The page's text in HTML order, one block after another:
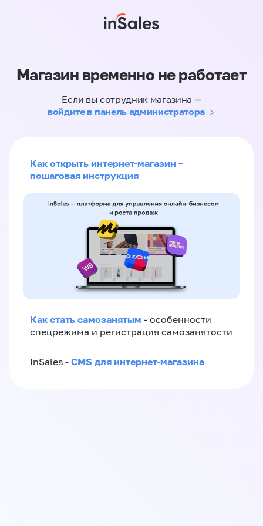
Магазин временно не работает
Если вы сотрудник магазина —
войдите в панель администратора
Как открыть интернет-магазин –
пошаговая инструкция
Как стать самозанятым - особенности
спецрежима и регистрация самозанятости
InSales - CMS для интернет-магазина